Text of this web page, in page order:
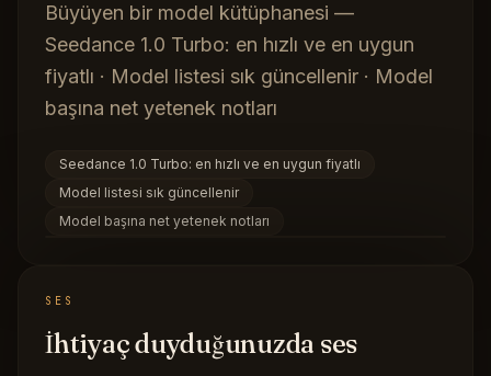
Büyüyen bir model kütüphanesi —
Seedance 1.0 Turbo: en hızlı ve en uygun
fiyatlı · Model listesi sık güncellenir · Model
başına net yetenek notları
Seedance 1.0 Turbo: en hızlı ve en uygun fiyatlı
Model listesi sık güncellenir
Model başına net yetenek notları
SES
İhtiyaç duyduğunuzda ses